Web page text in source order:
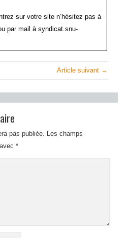
sur votre site n’hésitez pas à
par mail à syndicat.snu-
Article suivant →
pas publiée. Les champs
avec*